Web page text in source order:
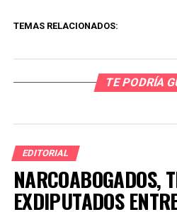
TEMAS RELACIONADOS:
TE PODRÍA
EDITORIAL
NARCOABOGADOS,
EXDIPUTADOS